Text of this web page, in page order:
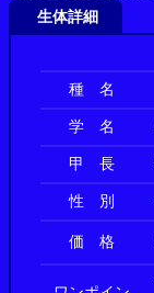
生体詳細
種 名
学 名
甲 長
性 別
価 格